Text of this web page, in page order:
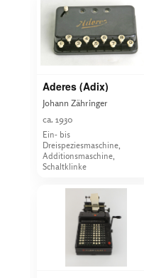
Aderes (Adix)
Johann Zähringer
ca. 1930
Ein- bis
Dreispeziesmaschine,
Additionsmaschine,
Schaltklinke